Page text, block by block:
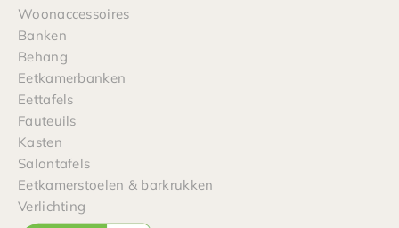
Woonaccessoires
Banken
Behang
Eetkamerbanken
Eettafels
Fauteuils
Kasten
Salontafels
Eetkamerstoelen & barkrukken
Verlichting